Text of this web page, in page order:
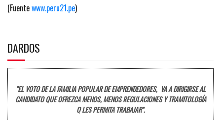
(Fuentewww.peru21.pe)
DARDOS
"EL VOTO DE LA FAMILIA POPULAR DE EMPRENDEDORES, VA A DIRIGIRSE AL
CANDIDATO QUE OFREZCA MENOS, MENOS REGULACIONES Y TRAMITOLOGÍA
Q LES PERMITA TRABAJAR".